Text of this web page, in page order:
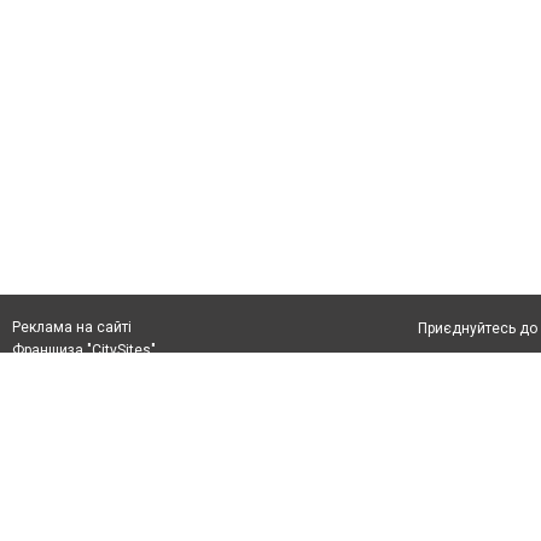
Реклама на сайті
Франшиза "CitySites"
Приєднуйтесь до